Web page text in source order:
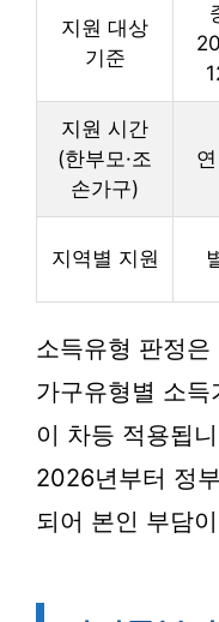
지원 대상
기준
지원 시간
(한부모·조
손가구)
지역별 지원
소득유형 판정은
가구유형별 소득
이 차등 적용됩
2026년부터 정
되어 본인 부담